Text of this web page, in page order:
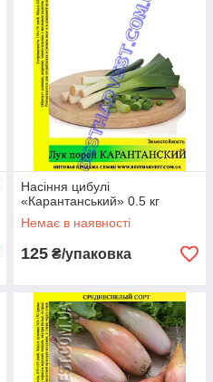
Насіння цибулі
«Карантанський» 0.5 кг
Немає в наявності
125 ₴/упаковка